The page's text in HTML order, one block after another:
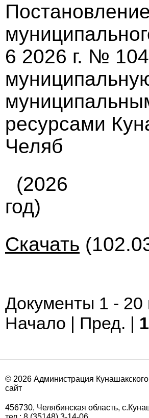
6 2026 г. №
ресурсами
Челяб
(2026
год)
Скачать
Документы 1 - 20
Начало | Пред. | 1
© 2026 Администрация
сайт
456730, Челябинская область,